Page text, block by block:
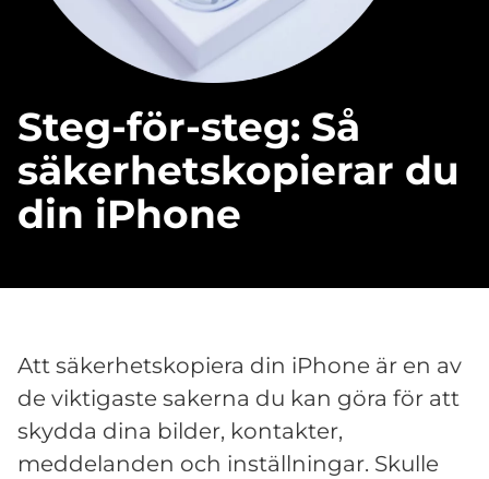
Steg-för-steg: Så
säkerhetskopierar du
din iPhone
Att säkerhetskopiera din iPhone är en av
de viktigaste sakerna du kan göra för att
skydda dina bilder, kontakter,
meddelanden och inställningar. Skulle